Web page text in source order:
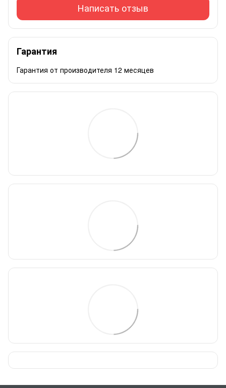
Написать отзыв
Гарантия
Гарантия от производителя 12 месяцев